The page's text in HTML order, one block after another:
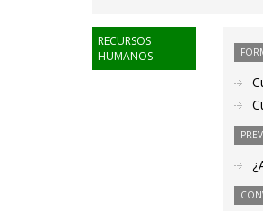
RECURSOS
HUMANOS